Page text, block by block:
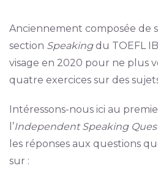
Anciennement composée de
section Speakingdu TOEFL
visage en 2020 pour ne plus
quatre exercices sur des
Intéressons-nous ici au
l’Independent Speaking
les réponses aux questions
sur :